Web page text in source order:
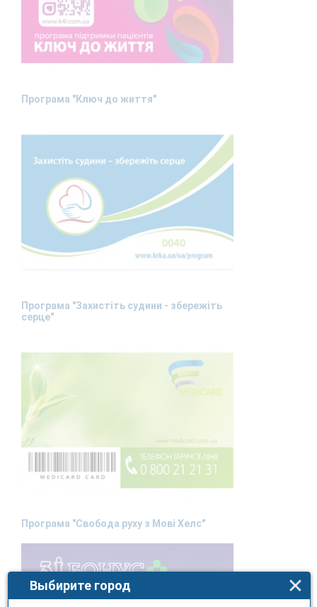
Програма "Ключ до життя"
Програма "Захистіть судини - збережіть
серце"
Програма "Свобода руху з Мові Хелс"
Выбирите город